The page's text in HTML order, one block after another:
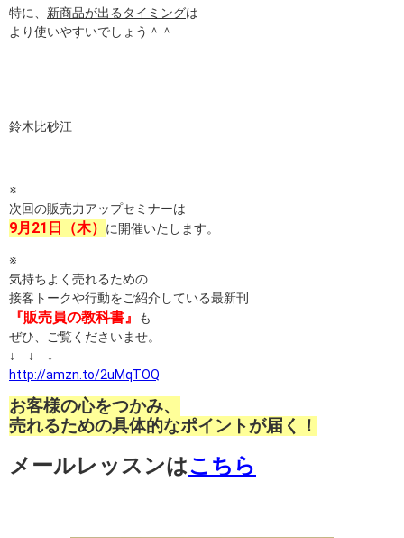
特に、 新商品が出るタイミングは
より使いやすいでしょう＾＾
鈴木比砂江
※
次回の販売力アップセミナーは
9月21日（木） に開催いたします。
※
気持ちよく売れるための
接客トークや行動をご紹介している最新刊
『販売員の教科書』
も
ぜひ、ご覧くださいませ。
↓ ↓ ↓
http://amzn.to/2uMqTOQ
お客様の心をつかみ、
売れるための具体的なポイントが届く！
メールレッスンはこちら